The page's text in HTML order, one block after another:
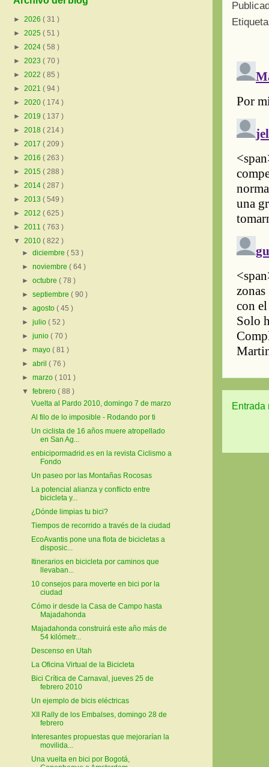
Entrada
► 2026 ( 31 )
► 2025 ( 51 )
► 2024 ( 58 )
► 2023 ( 70 )
► 2022 ( 85 )
► 2021 ( 94 )
► 2020 ( 174 )
► 2019 ( 137 )
► 2018 ( 214 )
► 2017 ( 209 )
► 2016 ( 263 )
► 2015 ( 288 )
► 2014 ( 287 )
► 2013 ( 549 )
► 2012 ( 625 )
► 2011 ( 763 )
▼ 2010 ( 822 )
►diciembre( 53 )
►noviembre( 64 )
►octubre( 78 )
►septiembre( 90 )
►agosto( 45 )
►julio( 52 )
►junio( 70 )
►mayo( 81 )
►abril( 76 )
►marzo( 101 )
▼febrero( 88 )
Vuelta al Pardo 2010, domingo 7 de marzo
Al filo de lo imposible - Rodando por ti
Un ciclista de 16 años muere atropellado
en San Ag...
enbicipormadrid.es en la revista Ciclismo a
Fondo
Un paseo por las Montañas Rocosas
La potencial alianza y conflicto entre
bicicleta y...
¿Dónde limpias tu bici?
Tiempos de recorrido a través de la ciudad
EcoAvantis pone una flota de bicicletas a
disposic...
Itinerarios en bicicleta por caminos que
llevaban...
10 consejos para moverte en bici por la
ciudad
Cómo ir desde la Casa de Campo hasta
Majadahonda
Majadahonda construirá este año más de
54 kilómetr...
Descenso en Utah
La Oficina Virtual de la Bicicleta
Bici Crítica de Carnaval, jueves 25 de
febrero 2010
Un ejemplo de bicis eléctricas
XII Rally de los Embalses, domingo 28 de
febrero
Interesantes propuestas que mejorarían la
movilida...
Una vuelta en bici por Bogotá,